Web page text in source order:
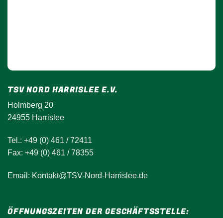
TSV NORD HARRISLEE E.V.
Holmberg 20
24955 Harrislee
Tel.: +49 (0) 461 / 72411
Fax: +49 (0) 461 / 78355
Email: Kontakt@TSV-Nord-Harrislee.de
ÖFFNUNGSZEITEN DER GESCHÄFTSSTELLE: